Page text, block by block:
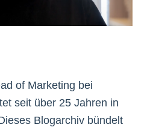
of Marketing bei
seit über 25 Jahren in
Blogarchiv bündelt